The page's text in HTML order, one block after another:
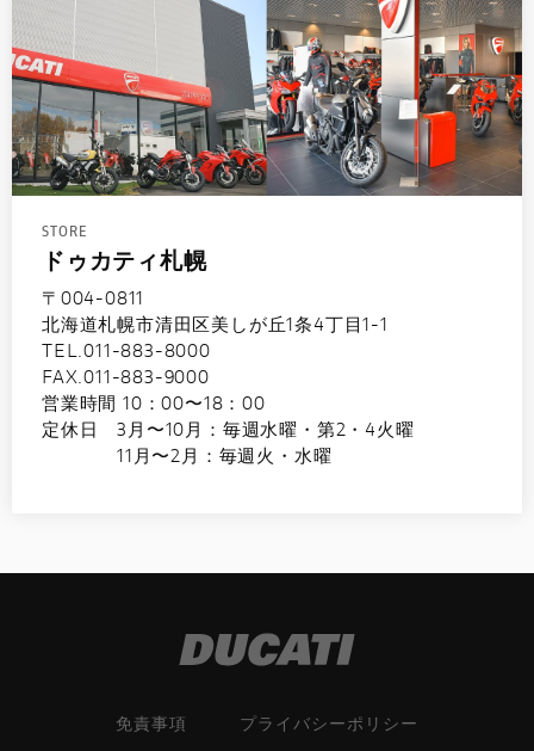
STORE
ドゥカティ札幌
〒004-0811
北海道札幌市清田区美しが丘1条4丁目1-1
TEL.011-883-8000
FAX.011-883-9000
営業時間 10：00〜18：00
定休日 3月〜10月：毎週水曜・第2・4火曜
11月〜2月：毎週火・水曜
免責事項 プライバシーポリシー